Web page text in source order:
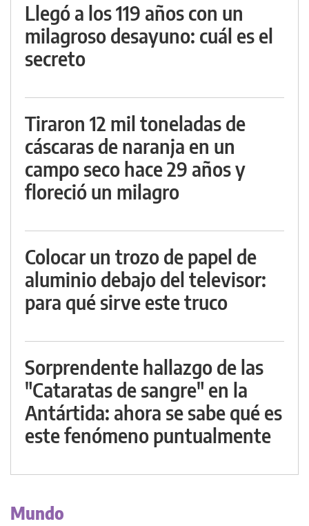
Llegó a los 119 años con un
milagroso desayuno: cuál es el
secreto
Tiraron 12 mil toneladas de
cáscaras de naranja en un
campo seco hace 29 años y
floreció un milagro
Colocar un trozo de papel de
aluminio debajo del televisor:
para qué sirve este truco
Sorprendente hallazgo de las
"Cataratas de sangre" en la
Antártida: ahora se sabe qué es
este fenómeno puntualmente
Mundo